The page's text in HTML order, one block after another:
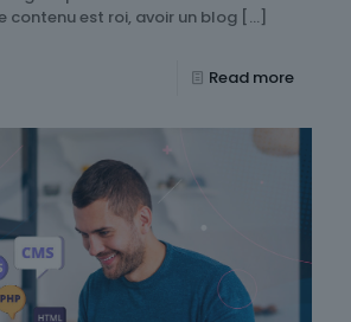
contenu est roi, avoir un blog […]
Read more